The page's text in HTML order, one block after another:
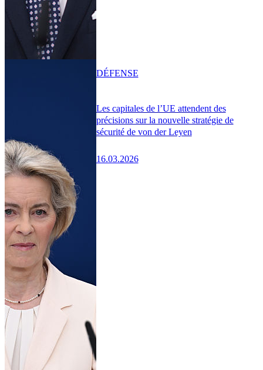
Les capitales de l’UE attendent des
précisions sur la nouvelle stratégie de
sécurité de von der Leyen
16.03.2026
DÉFENSE